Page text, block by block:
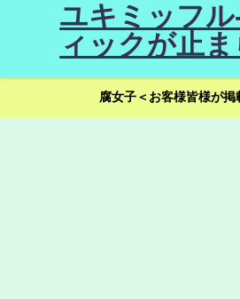
ユキミッフ
ィックが止
腐女子＜お客様皆様が